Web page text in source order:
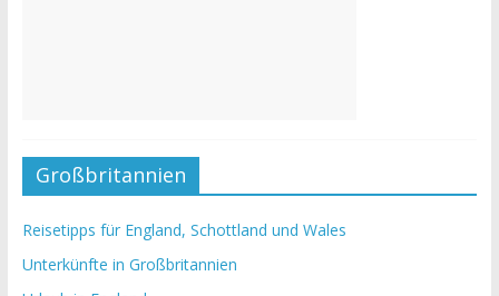
Großbritannien
Reisetipps für England, Schottland und Wales
Unterkünfte in Großbritannien